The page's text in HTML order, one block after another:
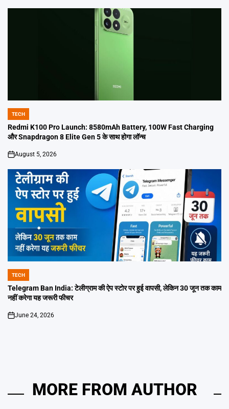
POSTED
IN
TECH
Redmi K100 Pro Launch: 8580mAh Battery, 100W Fast Charging
और Snapdragon 8 Elite Gen 5 के साथ होगा लॉन्च
on
August 5, 2026
POSTED
IN
TECH
Telegram Ban India: टेलीग्राम की ऐप स्टोर पर हुई वापसी, लेकिन 30 जून तक काम
नहीं करेगा यह जरूरी फीचर
on
June 24, 2026
MORE FROM AUTHOR